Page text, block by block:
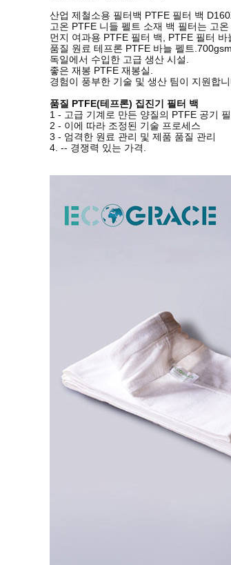
산업 제철소용 필터백 PTFE 필터 백
고온 PTFE 니들 펠트 소재 백 필터는 고
먼지 여과용 PTFE 필터 백, PTFE 필터 바
품질 원료 테프론 PTFE 바늘 펠트.700gsm.
독일에서 수입한 고급 생산 시설.
좋은 재봉 PTFE 재봉실.
경험이 풍부한 기술 및 생산 팀이 지원합니
품질 PTFE(테프론) 집진기 필터 백
1 - 고급 기계로 만든 양질의 PTFE 공기
2 - 이에 따라 조정된 기술 프로세스
3 - 엄격한 원료 관리 및 제품 품질 관리
4. -- 경쟁력 있는 가격.